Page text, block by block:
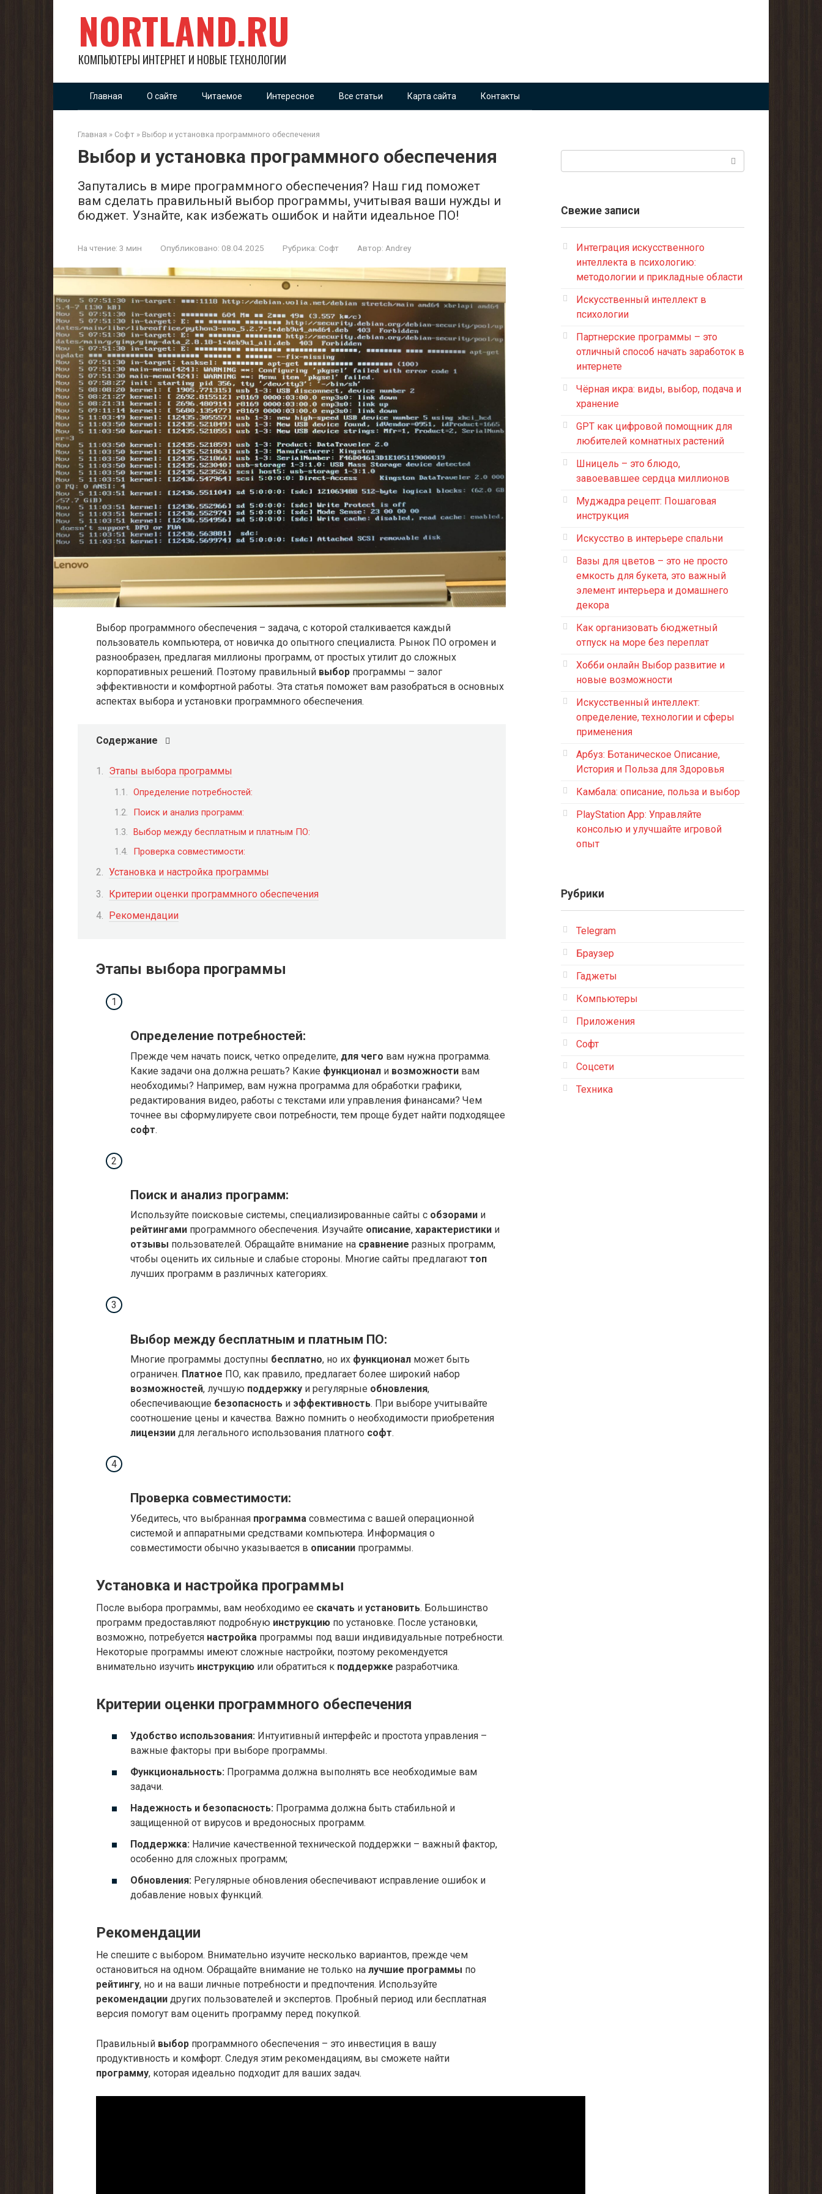
NORTLAND.RU
КОМПЬЮТЕРЫ ИНТЕРНЕТ И НОВЫЕ ТЕХНОЛОГИИ
Главная О сайте Читаемое Интересное Все статьи Карта сайта Контакты
Главная » Софт » Выбор и установка программного обеспечения
Выбор и установка программного обеспечения
Запутались в мире программного обеспечения? Наш гид поможет
вам сделать правильный выбор программы, учитывая ваши нужды и
бюджет. Узнайте, как избежать ошибок и найти идеальное ПО!
На чтение: 3 мин Опубликовано: 08.04.2025 Рубрика: Софт Автор: Andrey
Выбор программного обеспечения – задача, с которой сталкивается каждый
пользователь компьютера, от новичка до опытного специалиста. Рынок ПО огромен и
разнообразен, предлагая миллионы программ, от простых утилит до сложных
корпоративных решений. Поэтому правильный выбор программы – залог
эффективности и комфортной работы. Эта статья поможет вам разобраться в основных
аспектах выбора и установки программного обеспечения.
Содержание
Этапы выбора программы
Определение потребностей:
Поиск и анализ программ:
Выбор между бесплатным и платным ПО:
Проверка совместимости:
Установка и настройка программы
Критерии оценки программного обеспечения
Рекомендации
Этапы выбора программы
Определение потребностей:
Прежде чем начать поиск, четко определите, для чего вам нужна программа.
Какие задачи она должна решать? Какие функционал и возможности вам
необходимы? Например, вам нужна программа для обработки графики,
редактирования видео, работы с текстами или управления финансами? Чем
точнее вы сформулируете свои потребности, тем проще будет найти подходящее
софт.
Поиск и анализ программ:
Используйте поисковые системы, специализированные сайты с обзорами и
рейтингами программного обеспечения. Изучайте описание, характеристики и
отзывы пользователей. Обращайте внимание на сравнение разных программ,
чтобы оценить их сильные и слабые стороны. Многие сайты предлагают топ
лучших программ в различных категориях.
Выбор между бесплатным и платным ПО:
Многие программы доступны бесплатно, но их функционал может быть
ограничен. Платное ПО, как правило, предлагает более широкий набор
возможностей, лучшую поддержку и регулярные обновления,
обеспечивающие безопасность и эффективность. При выборе учитывайте
соотношение цены и качества. Важно помнить о необходимости приобретения
лицензии для легального использования платного софт.
Проверка совместимости:
Убедитесь, что выбранная программа совместима с вашей операционной
системой и аппаратными средствами компьютера. Информация о
совместимости обычно указывается в описании программы.
Установка и настройка программы
После выбора программы, вам необходимо ее скачать и установить. Большинство
программ предоставляют подробную инструкцию по установке. После установки,
возможно, потребуется настройка программы под ваши индивидуальные потребности.
Некоторые программы имеют сложные настройки, поэтому рекомендуется
внимательно изучить инструкцию или обратиться к поддержке разработчика.
Критерии оценки программного обеспечения
Удобство использования: Интуитивный интерфейс и простота управления –
важные факторы при выборе программы.
Функциональность: Программа должна выполнять все необходимые вам
задачи.
Надежность и безопасность: Программа должна быть стабильной и
защищенной от вирусов и вредоносных программ.
Поддержка: Наличие качественной технической поддержки – важный фактор,
особенно для сложных программ;
Обновления: Регулярные обновления обеспечивают исправление ошибок и
добавление новых функций.
Рекомендации
Не спешите с выбором. Внимательно изучите несколько вариантов, прежде чем
остановиться на одном. Обращайте внимание не только на лучшие программы по
рейтингу, но и на ваши личные потребности и предпочтения. Используйте
рекомендации других пользователей и экспертов. Пробный период или бесплатная
версия помогут вам оценить программу перед покупкой.
Правильный выбор программного обеспечения – это инвестиция в вашу
продуктивность и комфорт. Следуя этим рекомендациям, вы сможете найти
программу, которая идеально подходит для ваших задач.
Свежие записи
Интеграция искусственного
интеллекта в психологию:
методологии и прикладные области
Искусственный интеллект в
психологии
Партнерские программы – это
отличный способ начать заработок в
интернете
Чёрная икра: виды, выбор, подача и
хранение
GPT как цифровой помощник для
любителей комнатных растений
Шницель – это блюдо,
завоевавшее сердца миллионов
Муджадра рецепт: Пошаговая
инструкция
Искусство в интерьере спальни
Вазы для цветов – это не просто
емкость для букета, это важный
элемент интерьера и домашнего
декора
Как организовать бюджетный
отпуск на море без переплат
Хобби онлайн Выбор развитие и
новые возможности
Искусственный интеллект:
определение, технологии и сферы
применения
Арбуз: Ботаническое Описание,
История и Польза для Здоровья
Камбала: описание, польза и выбор
PlayStation App: Управляйте
консолью и улучшайте игровой
опыт
Рубрики
Telegram
Браузер
Гаджеты
Компьютеры
Приложения
Софт
Соцсети
Техника